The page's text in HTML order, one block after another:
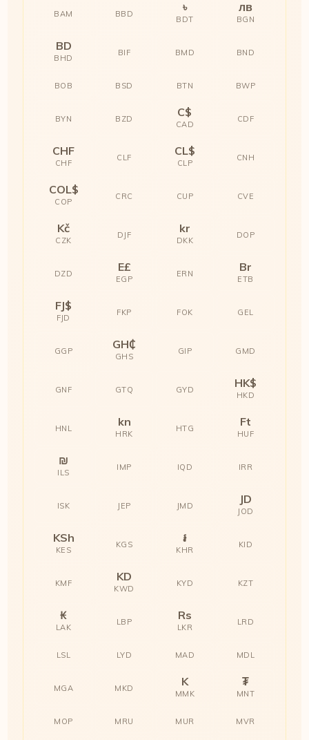
BAM BBD ৳
BDT
лв
BGN
BD
BHD
BIF BMD BND
BOB BSD BTN BWP
BYN BZD C$
CAD
CDF
CHF
CHF
CLF CL$
CLP
CNH
COL$
COP
CRC CUP CVE
Kč
CZK
DJF kr
DKK
DOP
DZD E£
EGP
ERN Br
ETB
FJ$
FJD
FKP FOK GEL
GGP GH₵
GHS
GIP GMD
GNF GTQ GYD HK$
HKD
HNL kn
HRK
HTG Ft
HUF
₪
ILS
IMP IQD IRR
ISK JEP JMD JD
JOD
KSh
KES
KGS ៛
KHR
KID
KMF KD
KWD
KYD KZT
₭
LAK
LBP Rs
LKR
LRD
LSL LYD MAD MDL
MGA MKD K
MMK
₮
MNT
MOP MRU MUR MVR